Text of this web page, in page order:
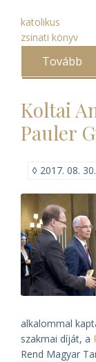
katolikus
zsinati könyv
Tovább
Koltai
Pauler
◊ 2017. 08. 30.
alkalommal
szakmai díját, a
Rend Magyar